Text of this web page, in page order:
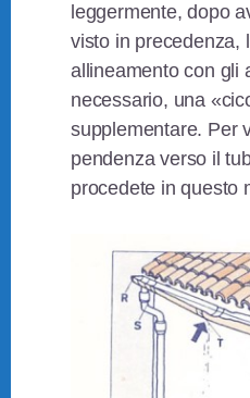
leggermente, dopo
visto in precedenza,
allineamento con gli
necessario, una
supplementare. Per
pendenza verso il
procedete in questo